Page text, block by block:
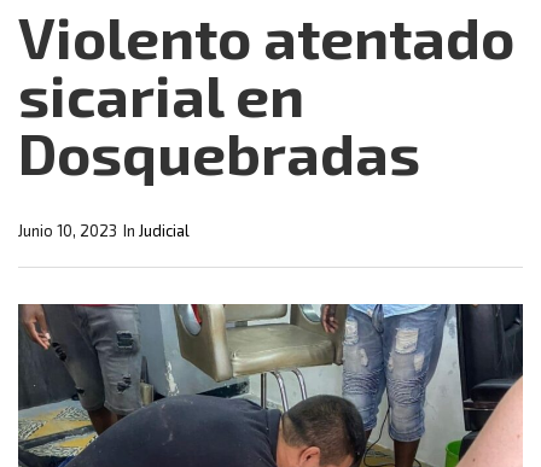
Violento atentado
sicarial en
Dosquebradas
In Judicial
Junio 10, 2023